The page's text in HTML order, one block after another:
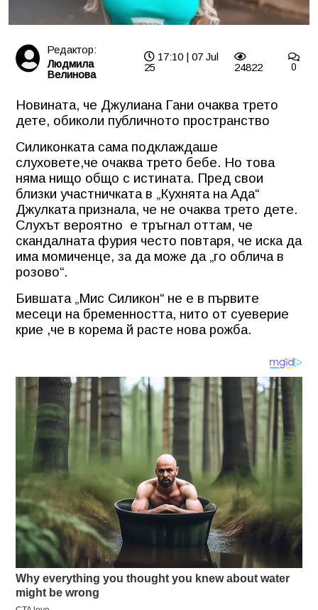
Редактор:
Людмила
Велинова
17:10 | 07 Jul
25
24822 0
Новината, че Джулиана Гани очаква трето
дете, обиколи публичното пространство
Силиконката сама подклаждаше
слуховете,че очаква трето бебе. Но това
няма нищо общо с истината. Пред свои
близки участничката в „Кухнята на Ада“
Джулката признала, че не очаква трето дете.
Слухът вероятно е тръгнал оттам, че
скандалната фурия често повтаря, че иска да
има момиченце, за да може да „го облича в
розово“.
Бившата „Мис Силикон“ не е в първите
месеци на бременността, нито от суеверие
крие ,че в корема й расте нова рожба.